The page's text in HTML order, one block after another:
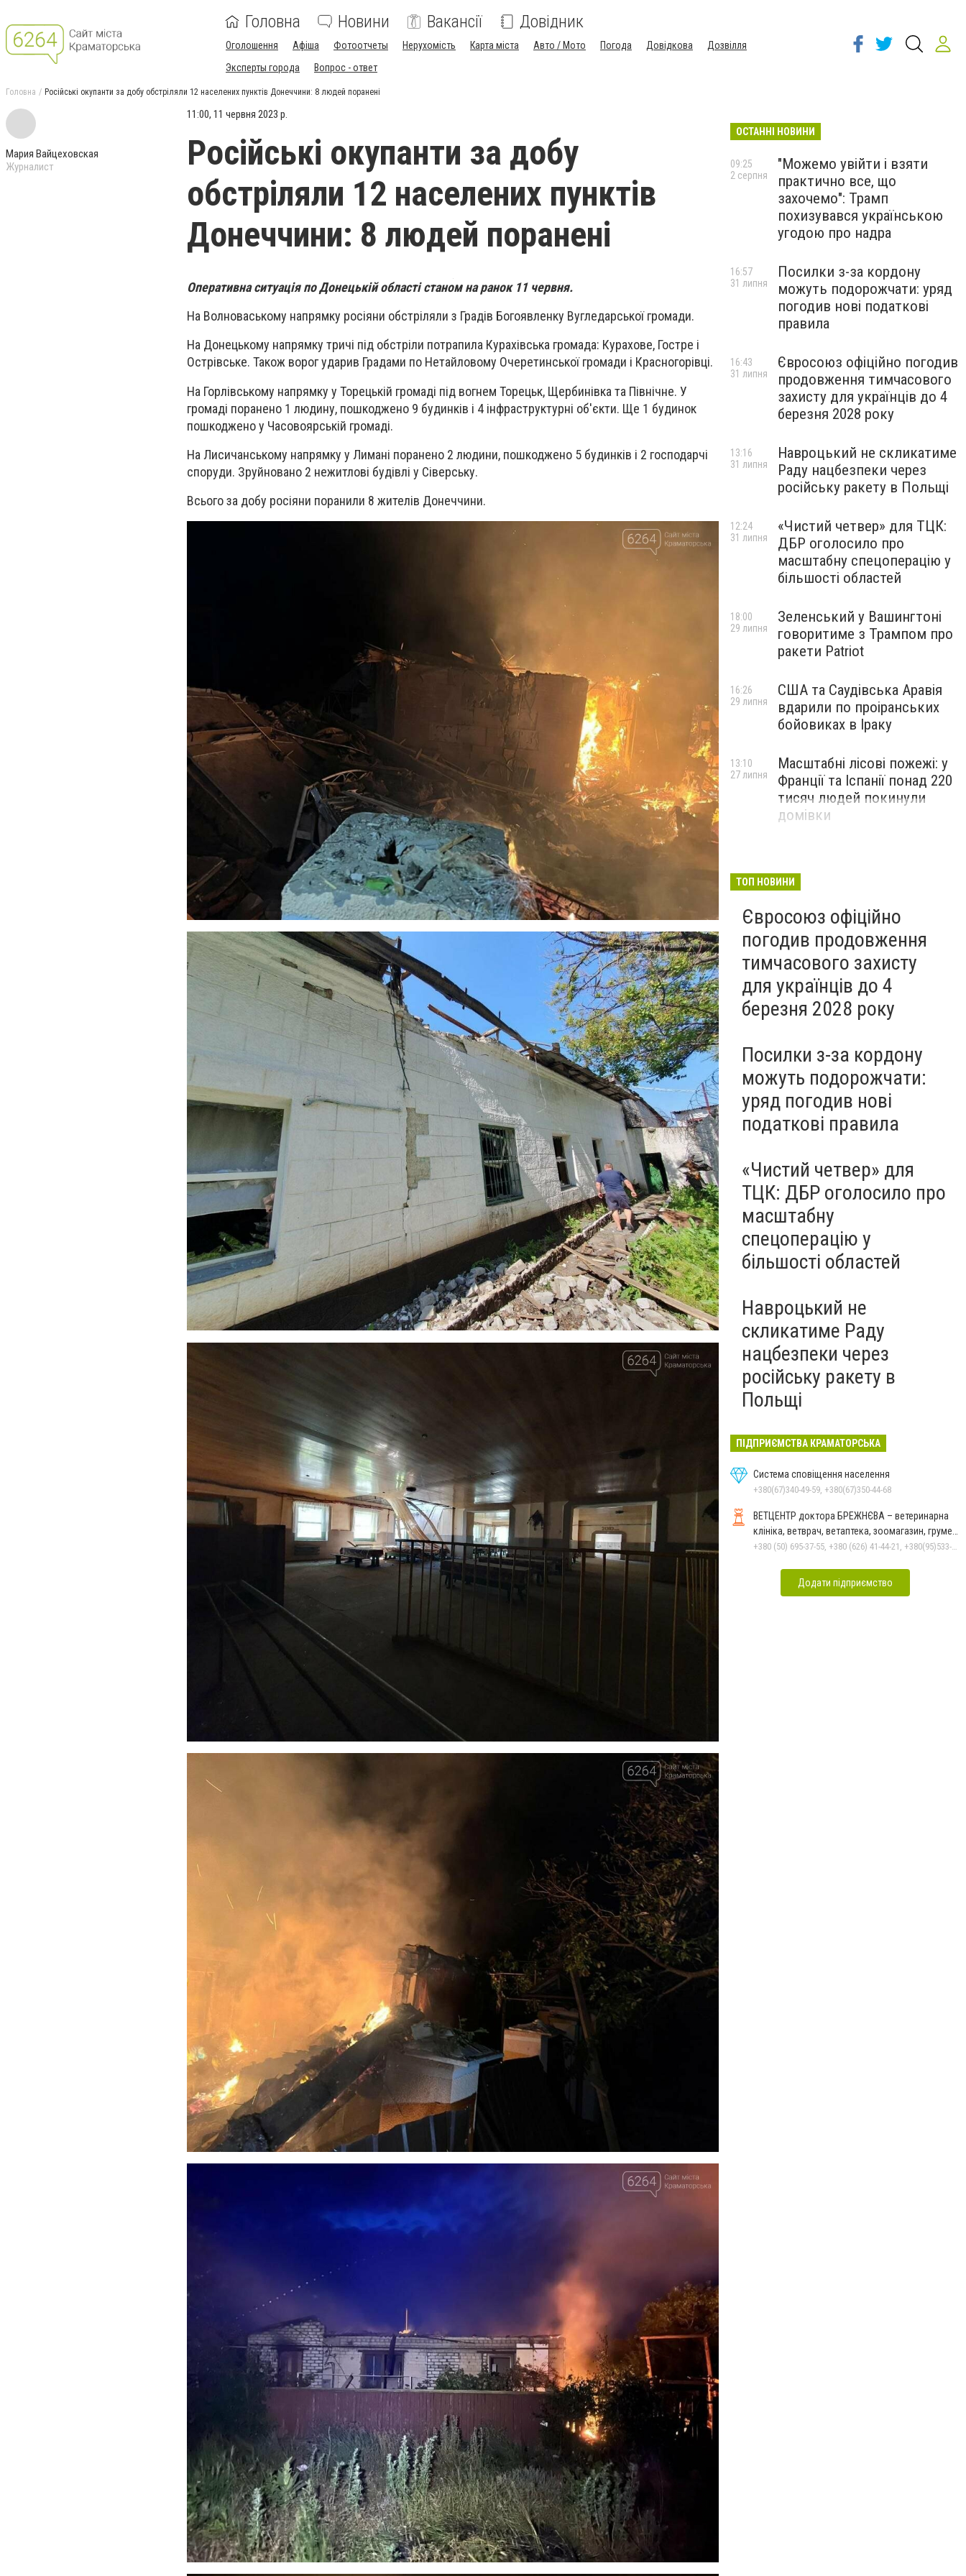
Головна Новини Вакансії Довідник
Оголошення Афіша Фотоотчеты Нерухомість Карта міста Авто / Мото Погода Довідкова
Дозвілля
Эксперты города
Вопрос - ответ
Головна Російські окупанти за добу обстріляли 12 населених пунктів Донеччини: 8 людей поранені
Мария Вайцеховская
Журналист
11:00, 11 червня 2023 р.
Російські окупанти за добу
обстріляли 12 населених пунктів
Донеччини: 8 людей поранені
Оперативна ситуація по Донецькій області станом на ранок 11 червня.
На Волноваському напрямку росіяни обстріляли з Градів Богоявленку Вугледарської громади.
На Донецькому напрямку тричі під обстріли потрапила Курахівська громада: Курахове, Гостре і
Острівське. Також ворог ударив Градами по Нетайловому Очеретинської громади і Красногорівці.
На Горлівському напрямку у Торецькій громаді під вогнем Торецьк, Щербинівка та Північне. У
громаді поранено 1 людину, пошкоджено 9 будинків і 4 інфраструктурні об'єкти. Ще 1 будинок
пошкоджено у Часовоярській громаді.
На Лисичанському напрямку у Лимані поранено 2 людини, пошкоджено 5 будинків і 2 господарчі
споруди. Зруйновано 2 нежитлові будівлі у Сіверську.
Всього за добу росіяни поранили 8 жителів Донеччини.
ОСТАННІ НОВИНИ
"Можемо увійти і взяти
практично все, що
захочемо": Трамп
похизувався українською
угодою про надра
09:25
2 серпня
Посилки з-за кордону
можуть подорожчати: уряд
погодив нові податкові
правила
16:57
31 липня
Євросоюз офіційно погодив
продовження тимчасового
захисту для українців до 4
березня 2028 року
16:43
31 липня
Навроцький не скликатиме
Раду нацбезпеки через
російську ракету в Польщі
13:16
31 липня
«Чистий четвер» для ТЦК:
ДБР оголосило про
масштабну спецоперацію у
більшості областей
12:24
31 липня
Зеленський у Вашингтоні
говоритиме з Трампом про
ракети Patriot
18:00
29 липня
США та Саудівська Аравія
вдарили по проіранських
бойовиках в Іраку
16:26
29 липня
Масштабні лісові пожежі: у
Франції та Іспанії понад 220
тисяч людей покинули
домівки
13:10
27 липня
ТОП НОВИНИ
Євросоюз офіційно
погодив продовження
тимчасового захисту
для українців до 4
березня 2028 року
Посилки з-за кордону
можуть подорожчати:
уряд погодив нові
податкові правила
«Чистий четвер» для
ТЦК: ДБР оголосило про
масштабну
спецоперацію у
більшості областей
Навроцький не
скликатиме Раду
нацбезпеки через
російську ракету в
Польщі
ПІДПРИЄМСТВА КРАМАТОРСЬКА
Система сповіщення населення
+380(67)340-49-59, +380(67)350-44-68
ВЕТЦЕНТР доктора БРЕЖНЄВА – ветеринарна
клініка, ветврач, ветаптека, зоомагазин, грумер,
стрижки.
+380 (50) 695-37-55, +380 (626) 41-44-21, +380(95)533-90-03
Додати підприємство